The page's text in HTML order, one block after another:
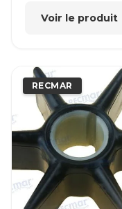
Voir le produit
RECMAR